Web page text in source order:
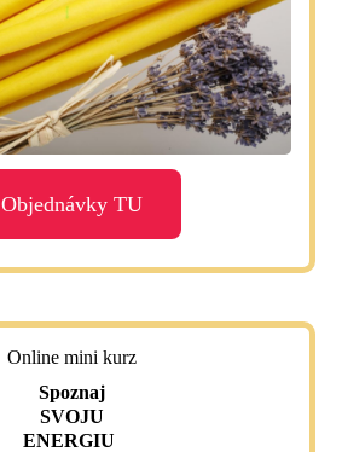
Objednávky TU
Online mini kurz
Spoznaj
SVOJU
ENERGIU